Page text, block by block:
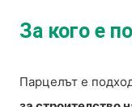
За кого е
Парцелът е